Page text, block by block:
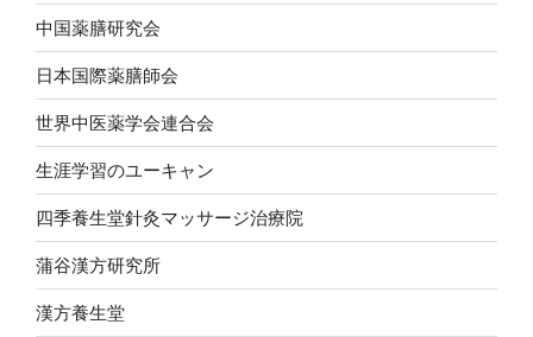
中国薬膳研究会
日本国際薬膳師会
世界中医薬学会連合会
生涯学習のユーキャン
四季養生堂針灸マッサージ治療院
蒲谷漢方研究所
漢方養生堂